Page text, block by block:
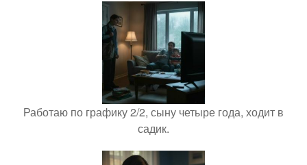
Работаю по графику 2/2, сыну четыре года, ходит в
садик.